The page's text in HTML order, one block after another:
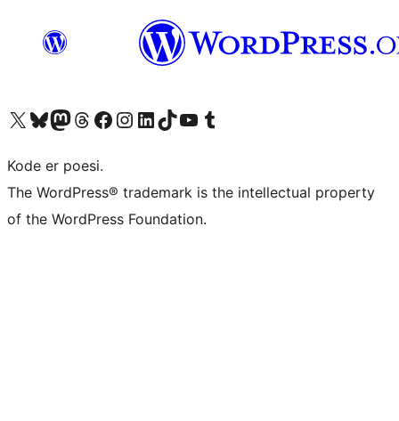
Besøk vår konto på X Visit our Bluesky account
Besøk vår Mastodon-konto
Visit our Threads account
Besøk vår Facebook-sideBesøk vår Instagram-konto
Besøk vår LinkedIn-konto
Visit our TikTok account
Visit our YouTube channel
Visit our Tumblr account
Kode er poesi.
The WordPress® trademark is the intellectual property
of the WordPress Foundation.